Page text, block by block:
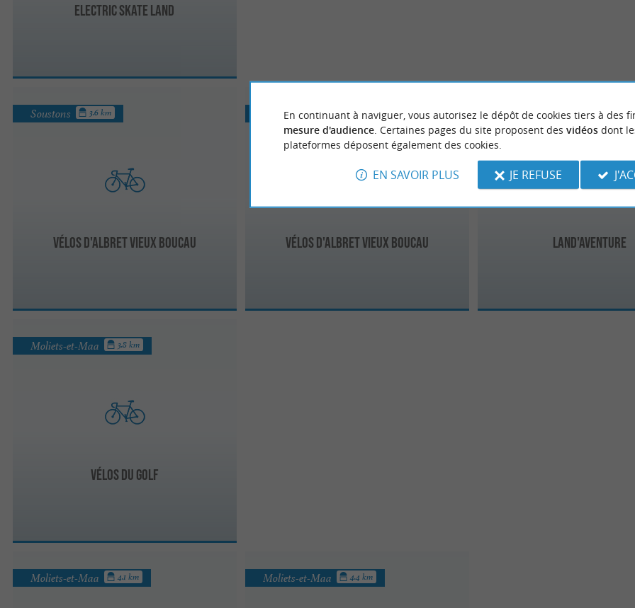
Electric Skate Land
Vélos d'Albret Vieux Boucau
Soustons 3.6 km
Vélos d'Albret Vieux Boucau
Vieux-Boucau-les-Bains 3.6 km
Land'aventure
Moliets-et-Maa 3.7 km
Vélos du Golf
Moliets-et-Maa 3.8 km
Moliets-et-Maa 4.1 km Moliets-et-Maa 4.4 km
En continuant à naviguer, vous autorisez le dépôt de cookies tiers à des
mesure d'audience. Certaines pages du site proposent des vidéosdont
plateformes déposent également des cookies.
EN SAVOIR PLUS JE REFUSE